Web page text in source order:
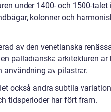
under 1400- och 1500-talet
kolonner och
av den venetianska
palladianska arkitekturen är
användning av pilastrar.
också andra subtila
tidsperioder har fört fram.